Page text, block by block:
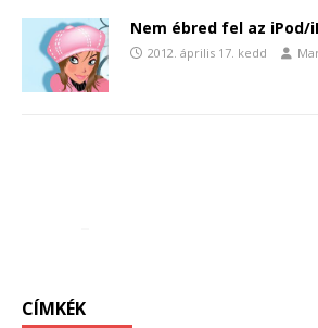
Nem ébred fel az iPod/
2012. április 17. kedd
CÍMKÉK